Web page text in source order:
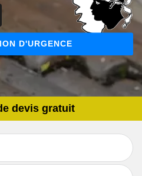
D'URGENCE
devis gratuit